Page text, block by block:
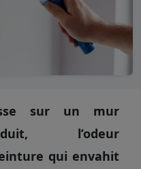
sur un mur
l’odeur
qui envahit